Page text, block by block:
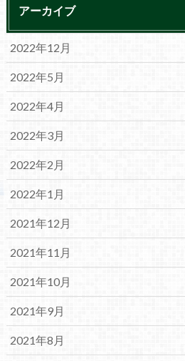
アーカイブ
2022年12月
2022年5月
2022年4月
2022年3月
2022年2月
2022年1月
2021年12月
2021年11月
2021年10月
2021年9月
2021年8月